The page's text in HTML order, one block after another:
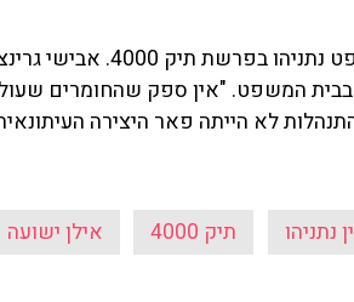
אתמול התחדש משפט
המשפט. "אין ספק שהחומרים
לא הייתה פאר היצירה
נתניהו תיק 4000 אילן ישועה